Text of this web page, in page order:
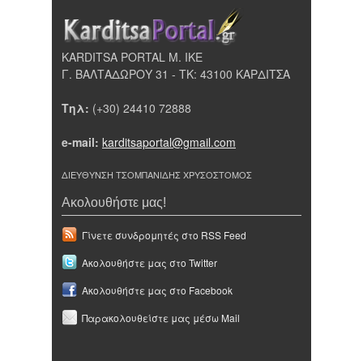
KARDITSA PORTAL Μ. ΙΚΕ
Γ. ΒΑΛΤΑΔΩΡΟΥ 31 - ΤΚ: 43100 ΚΑΡΔΙΤΣΑ
Τηλ: (+30) 24410 72888
e-mail: karditsaportal@gmail.com
ΔΙΕΥΘΥΝΣΗ ΤΣΟΜΠΑΝΙΔΗΣ ΧΡΥΣΟΣΤΟΜΟΣ
Ακολουθήστε μας!
Γίνετε συνδρομητές στο RSS Feed
Ακολουθήστε μας στο Twitter
Ακολουθήστε μας στο Facebook
Παρακολουθείστε μας μέσω Mail